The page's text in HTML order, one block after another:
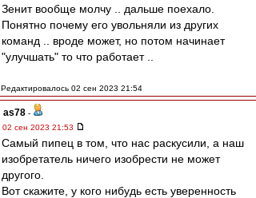
Зенит вообще молчу .. дальше поехало.
Понятно почему его увольняли из других
команд .. вроде может, но потом начинает
"улучшать" то что работает ..
Редактировалось 02 сен 2023 21:54
as78 -
02 сен 2023 21:53
Самый пипец в том, что нас раскусили, а наш
изобретатель ничего изобрести не может
другого.
Вот скажите, у кого нибудь есть уверенность